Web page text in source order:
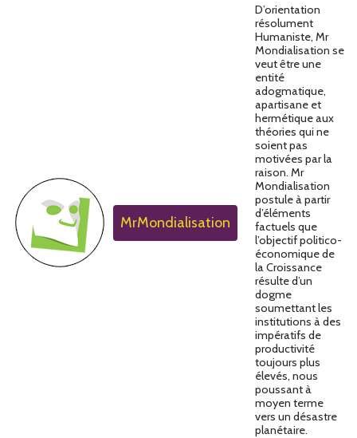
MrMondialisation
D’orientation
résolument
Humaniste, Mr
Mondialisation se
veut être une
entité
adogmatique,
apartisane et
hermétique aux
théories qui ne
soient pas
motivées par la
raison. Mr
Mondialisation
postule à partir
d’éléments
factuels que
l’objectif politico-
économique de
la Croissance
résulte d’un
dogme
soumettant les
institutions à des
impératifs de
productivité
toujours plus
élevés, nous
poussant à
moyen terme
vers un désastre
planétaire.